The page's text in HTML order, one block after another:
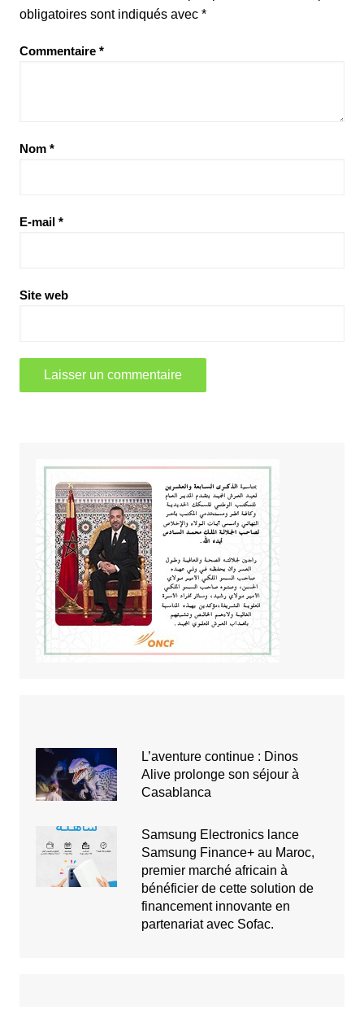
obligatoires sont indiqués avec *
Commentaire *
Nom *
E-mail *
Site web
L’aventure continue : Dinos
Alive prolonge son séjour à
Casablanca
Samsung Electronics lance
Samsung Finance+ au Maroc,
premier marché africain à
bénéficier de cette solution de
financement innovante en
partenariat avec Sofac.